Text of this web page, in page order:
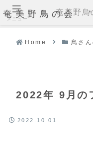
奄美野鳥の
Home 鳥さ
2022年 9月の
2022.10.01
メニュー
奄美野